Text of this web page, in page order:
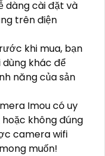
dàng cài đặt và
trên điện
khi mua, bạn
khác để
năng của sản
Imou có uy
không đúng
camera wifi
muốn!